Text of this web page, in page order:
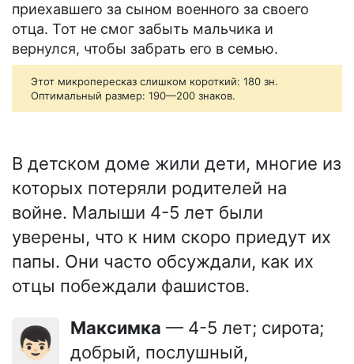
приехавшего за сыном военного за своего
отца. Тот не смог забыть мальчика и
вернулся, чтобы забрать его в семью.
Этот микропересказ слишком короткий: 180 зн.
Оптимальный размер: 190—200 знаков.
В детском доме жили дети, многие из
которых потеряли родителей на
войне. Малыши 4-5 лет были
уверены, что к ним скоро приедут их
папы. Они часто обсуждали, как их
отцы побеждали фашистов.
👦🏻 Максимка — 4-5 лет; сирота;
добрый, послушный,